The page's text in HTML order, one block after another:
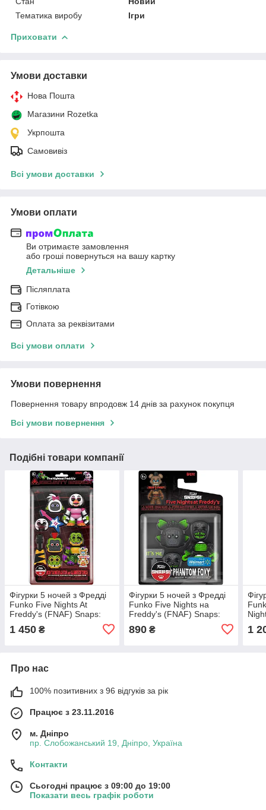
Тематика виробу
Ігри
Приховати
Умови доставки
Нова Пошта
Магазини Rozetka
Укрпошта
Самовивіз
Всі умови доставки
Умови оплати
Ви отримаєте замовлення
або гроші повернуться на вашу картку
Детальніше
Післяплата
Готівкою
Оплата за реквізитами
Всі умови оплати
Умови повернення
Повернення товару впродовж 14 днів за рахунок покупця
Всі умови повернення
Подібні товари компанії
Фігурки 5 ночей з Фредді
Funko Five Nights At
Freddy's (FNAF) Snaps:
Glamrock Chica
1 450 ₴
Фігурки 5 ночей з Фредді
Funko Five Nights на
Freddy's (FNAF) Snaps:
890₴ 1
Про нас
100% позитивних з 96 відгуків за рік
Працює з 23.11.2016
м. Дніпро
пр. Слобожанський 19, Дніпро, Україна
Контакти
Сьогодні працює з 09:00 до 19:00
Показати весь графік роботи